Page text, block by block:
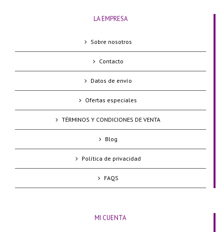
LA EMPRESA
Sobre nosotros
Contacto
Datos de envío
Ofertas especiales
TÉRMINOS Y CONDICIONES DE VENTA
Blog
Política de privacidad
FAQS
MI CUENTA